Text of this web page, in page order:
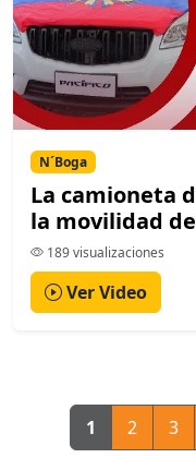
N´Boga
La camioneta
la movilidad
189 visualizaciones
Ver Video
1 2 3